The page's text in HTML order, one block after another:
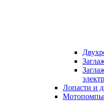
Лопасти и
Мотопомпы